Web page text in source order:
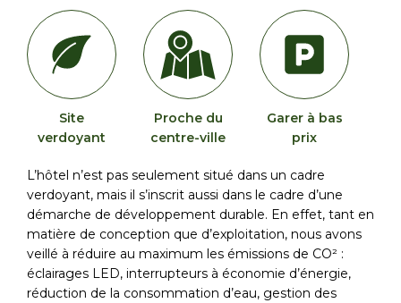
Site
verdoyant
Proche du
centre-ville
Garer à bas
prix
L’hôtel n’est pas seulement situé dans un cadre
verdoyant, mais il s’inscrit aussi dans le cadre d’une
démarche de développement durable. En effet, tant en
matière de conception que d’exploitation, nous avons
veillé à réduire au maximum les émissions de CO² :
éclairages LED, interrupteurs à économie d’énergie,
réduction de la consommation d’eau, gestion des